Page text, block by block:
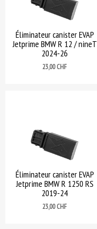
Éliminateur canister EVAP
Jetprime BMW R 12 / nineT
2024-26
Prix
23,00 CHF
Éliminateur canister EVAP
Jetprime BMW R 1250 RS
2019-24
Prix
23,00 CHF